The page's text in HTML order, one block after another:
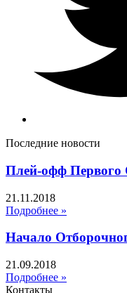
Последние новости
Плей-офф Первого
21.11.2018
Подробнее »
Начало
21.09.2018
Подробнее »
Контакты